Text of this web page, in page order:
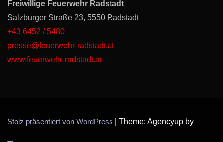
Freiwillige Feuerwehr Radstadt
Salzburger Straße 23, 5550 Radstadt
+43 6452 / 5480
presse@feuerwehr-radstadt.at
www.feuerwehr-radstadt.at
Stolz präsentiert von WordPress Theme: Agencyup by